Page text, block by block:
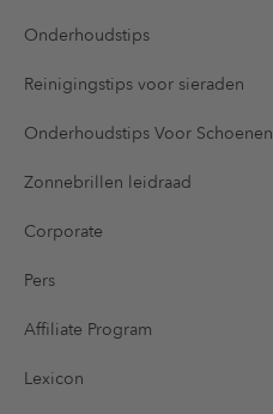
Onderhoudstips
Reinigingstips voor sieraden
Onderhoudstips Voor Schoenen
Zonnebrillen leidraad
Corporate
Pers
Affiliate Program
Lexicon